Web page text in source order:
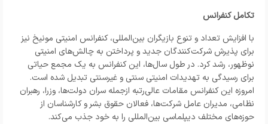
تکامل کنفرانس
با افزایش تعداد و تنوع بازیگران بین‌المللی، کنفرانس امنیتی مونیخ نیز
برای پذیرش شرکت‌کنندگان جدید و پرداختن به چالش‌های امنیتی
نوظهور، رشد کرد. در طول سال‌ها، این کنفرانس به یک مجمع حیاتی
برای رسیدگی به تهدیدات امنیتی سنتی و غیرسنتی تبدیل شده است.
امروزه این کنفرانس مقامات عالی‌رتبه ازجمله سران دولت‌ها، وزرا، رهبران
نظامی، مدیران عامل شرکت‌ها، فعالان حقوق بشر و کارشناسان از
حوزه‌های مختلف دیپلماسی بین‌المللی را به خود جذب می‌کند.